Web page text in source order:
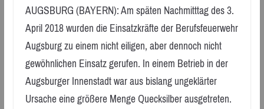
AUGSBURG (BAYERN): Am späten Nachmitttag des 3.
April 2018 wurden die Einsatzkräfte der Berufsfeuerwehr
Augsburg zu einem nicht eiligen, aber dennoch nicht
gewöhnlichen Einsatz gerufen. In einem Betrieb in der
Augsburger Innenstadt war aus bislang ungeklärter
Ursache eine größere Menge Quecksilber ausgetreten.